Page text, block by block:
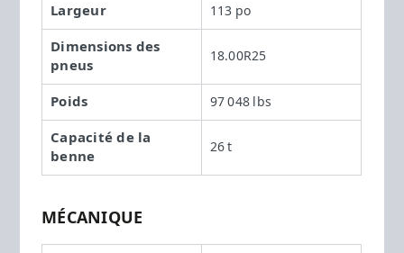
Largeur 113 po
Dimensions des
pneus
18.00R25
Poids 97 048 lbs
Capacité de la
benne
26 t
MÉCANIQUE